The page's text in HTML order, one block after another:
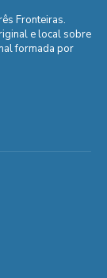
Fronteiras.
e local sobre
formada por